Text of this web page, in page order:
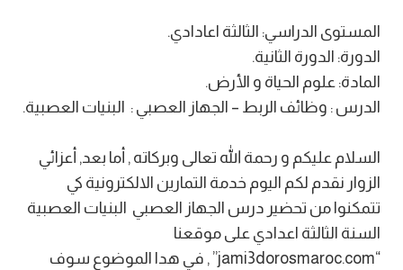
المستوى الدراسي: الثالثة اعادادي.
الدورة: الدورة الثانية.
المادة: علوم الحياة و الأرض.
الدرس : وظائف الربط – الجهاز العصبي : البنيات العصبية.
السلام عليكم و رحمة الله تعالى وبركاته , أما بعد, أعزائي
الزوار نقدم لكم اليوم خدمة التمارين الالكترونية كي
تتمكنوا من تحضير درس الجهاز العصبي البنيات العصبية
السنة الثالثة اعدادي على موقعنا
“jami3dorosmaroc.com” , في هدا الموضوع سوف